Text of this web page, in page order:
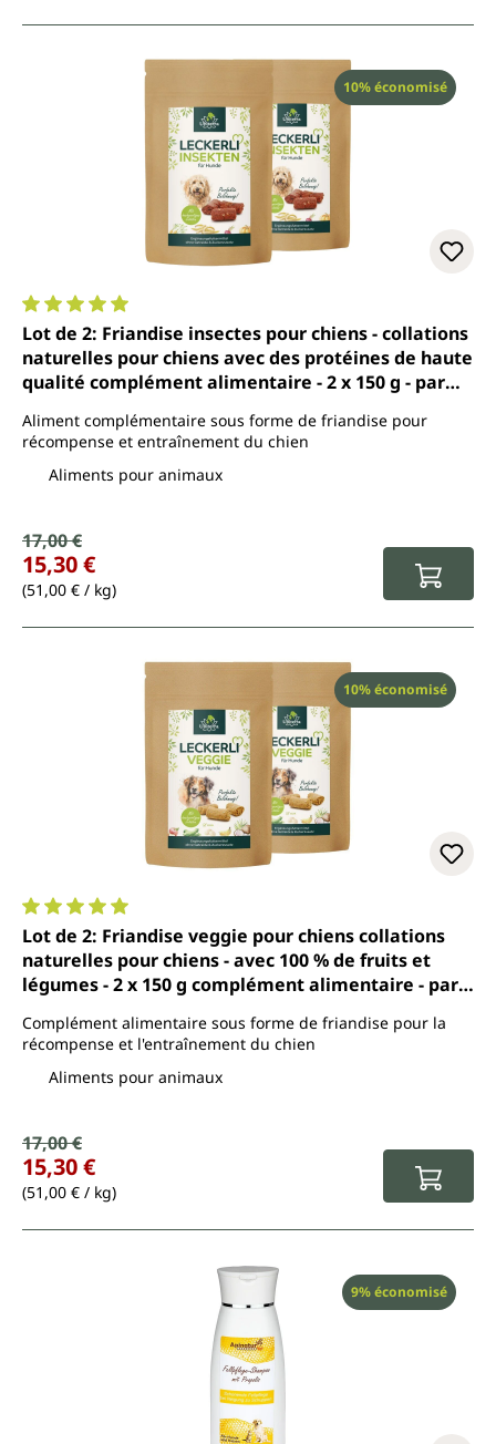
Réduction
10% économisé
Note moyenne de 5 sur 5 étoiles
Lot de 2: Friandise insectes pour chiens - collations
naturelles pour chiens avec des protéines de haute
qualité complément alimentaire - 2 x 150 g - par
Aliment complémentaire sous forme de friandise pour
récompense et entraînement du chien
Aliments pour animaux
Prix de vente :
Prix régulier :
17,00 €
15,30 €
(51,00 € / kg)
Réduction
10% économisé
Note moyenne de 5 sur 5 étoiles
Lot de 2: Friandise veggie pour chiens collations
naturelles pour chiens - avec 100 % de fruits et
légumes - 2 x 150 g complément alimentaire - par
Complément alimentaire sous forme de friandise pour la
récompense et l'entraînement du chien
Aliments pour animaux
Prix de vente :
Prix régulier :
17,00 €
15,30 €
(51,00 € / kg)
Réduction
9% économisé